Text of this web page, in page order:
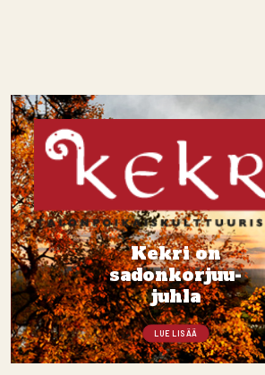
Kekri on
sadonkorjuu-
juhla
LUE LISÄÄ